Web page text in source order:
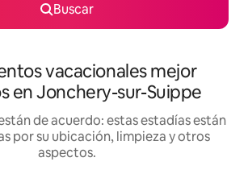
Buscar
vacacionales mejor
en Jonchery-sur-Suippe
de acuerdo: estas estadías están
por su ubicación, limpieza y otros
aspectos.